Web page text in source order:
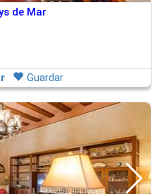
de Mar
Guardar